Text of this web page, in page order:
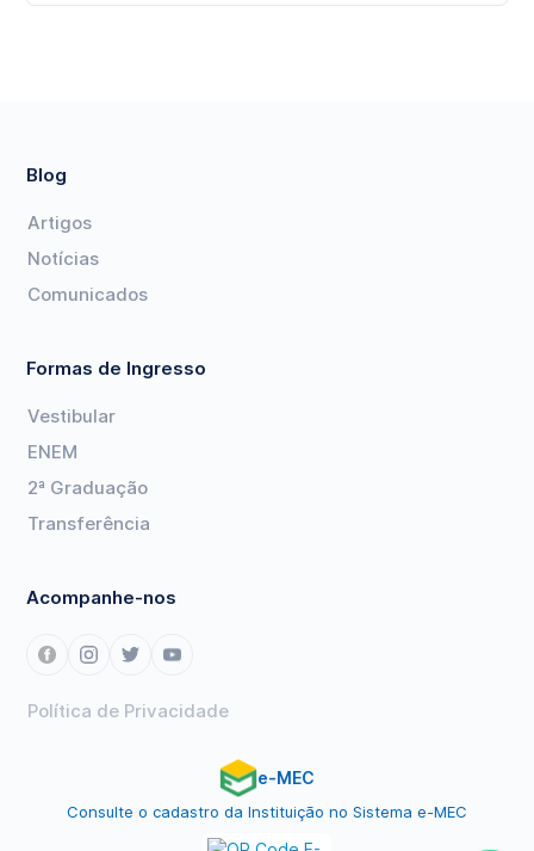
Blog
Artigos
Notícias
Comunicados
Formas de Ingresso
Vestibular
ENEM
2ª Graduação
Transferência
Acompanhe-nos
Política de Privacidade
e-MEC
Consulte o cadastro da Instituição no Sistema e-MEC